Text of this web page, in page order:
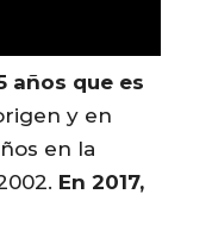
años que es
y en
en la
En 2017,